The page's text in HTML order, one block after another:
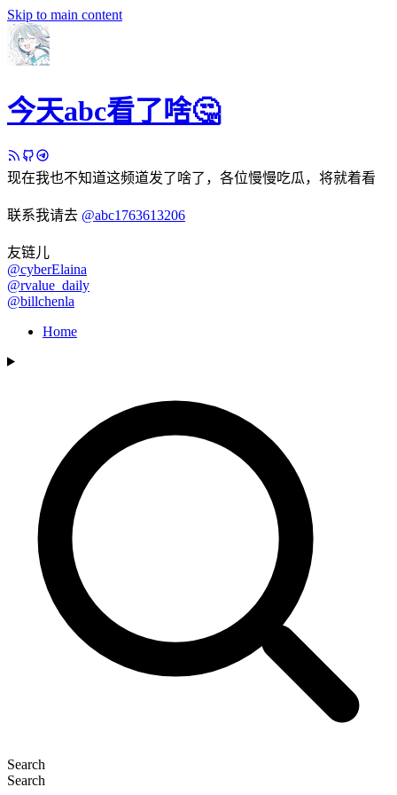
Skip to main content
今天abc看了啥🤔
现在我也不知道这频道发了啥了，各位慢慢吃瓜，将就着看
联系我请去 @abc1763613206
友链儿
@cyberElaina
@rvalue_daily
@billchenla
Home
Search
Search